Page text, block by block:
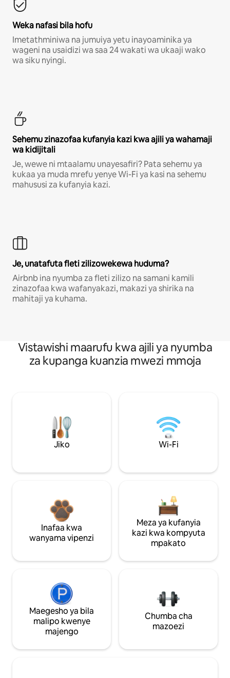
Weka nafasi bila hofu
Imetathminiwa na jumuiya yetu inayoaminika ya
wageni na usaidizi wa saa 24 wakati wa ukaaji wako
wa siku nyingi.
Sehemu zinazofaa kufanyia kazi kwa ajili ya wahamaji
wa kidijitali
Je, wewe ni mtaalamu unayesafiri? Pata sehemu ya
kukaa ya muda mrefu yenye Wi-Fi ya kasi na sehemu
mahususi za kufanyia kazi.
Je, unatafuta fleti zilizowekewa huduma?
Airbnb ina nyumba za fleti zilizo na samani kamili
zinazofaa kwa wafanyakazi, makazi ya shirika na
mahitaji ya kuhama.
Vistawishi maarufu kwa ajili ya nyumba
za kupanga kuanzia mwezi mmoja
Jiko Wi-Fi
Inafaa kwa
wanyama vipenzi
Meza ya kufanyia
kazi kwa kompyuta
mpakato
Maegesho ya bila
malipo kwenye
majengo
Chumba cha
mazoezi